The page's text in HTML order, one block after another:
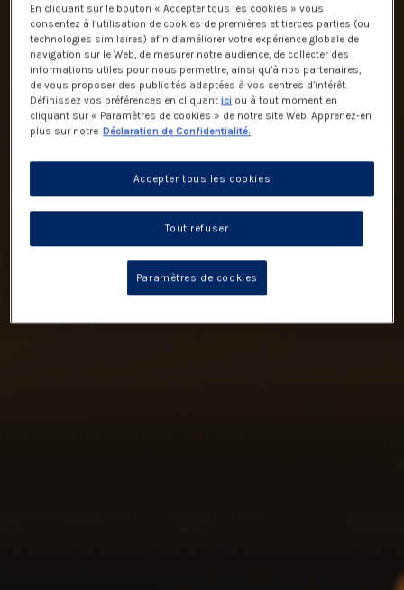
En cliquant sur le bouton « Accepter tous les cookies » vous
consentez à l’utilisation de cookies de premières et tierces parties (ou
technologies similaires) afin d’améliorer votre expérience globale de
navigation sur le Web, de mesurer notre audience, de collecter des
informations utiles pour nous permettre, ainsi qu’à nos partenaires,
de vous proposer des publicités adaptées à vos centres d’intérêt.
Définissez vos préférences en cliquantici ou à tout moment en
cliquant sur « Paramètres de cookies » de notre site Web. Apprenez-en
plus sur notre Déclaration de Confidentialité.
Tout refuser
Accepter tous les cookies
Paramètres de cookies